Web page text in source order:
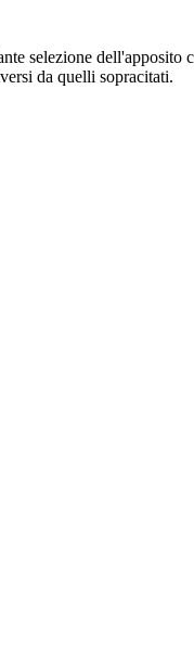
selezione
da quelli sopracitati.